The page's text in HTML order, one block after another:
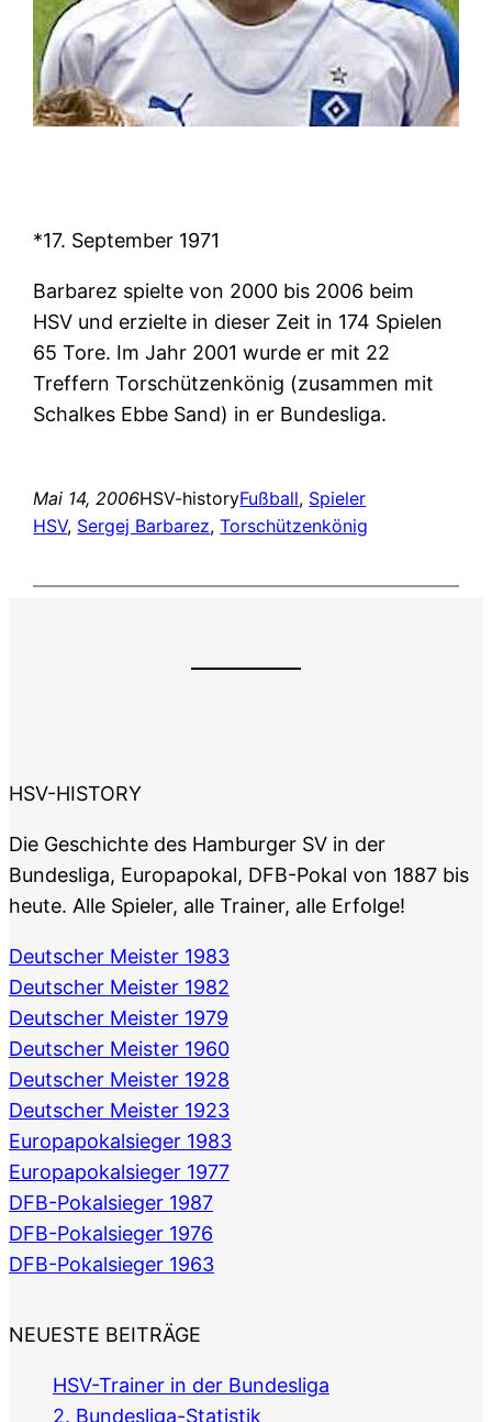
*17. September 1971
Barbarez spielte von 2000 bis 2006 beim
HSV und erzielte in dieser Zeit in 174 Spielen
65 Tore. Im Jahr 2001 wurde er mit 22
Treffern Torschützenkönig (zusammen mit
Schalkes Ebbe Sand) in er Bundesliga.
Mai 14, 2006HSV-historyFußball, Spieler
HSV, Sergej Barbarez, Torschützenkönig
HSV-HISTORY
Die Geschichte des Hamburger SV in der
Bundesliga, Europapokal, DFB-Pokal von 1887 bis
heute. Alle Spieler, alle Trainer, alle Erfolge!
Deutscher Meister 1983
Deutscher Meister 1982
Deutscher Meister 1979
Deutscher Meister 1960
Deutscher Meister 1928
Deutscher Meister 1923
Europapokalsieger 1983
Europapokalsieger 1977
DFB-Pokalsieger 1987
DFB-Pokalsieger 1976
DFB-Pokalsieger 1963
NEUESTE BEITRÄGE
HSV-Trainer in der Bundesliga
2. Bundesliga-Statistik